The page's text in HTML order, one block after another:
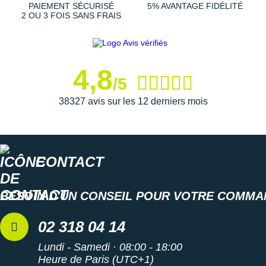
PAIEMENT SÉCURISÉ
2 OU 3 FOIS SANS FRAIS
5% AVANTAGE FIDÉLITÉ
4,8/5
38327 avis sur les 12 derniers mois
CONTACT
BESOIN D'UN CONSEIL POUR VOTRE
02 318 04 14
Lundi - Samedi · 08:00 - 18:00
Heure de Paris (UTC+1)